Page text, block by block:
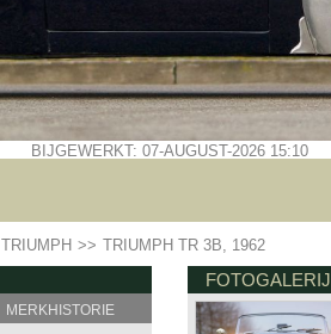
BIJGEWERKT: 07-AUGUST-2026 15:10
TRIUMPH >> TRIUMPH TR 3B, 1962
MERKHISTORIE
FOTOGALERIJ